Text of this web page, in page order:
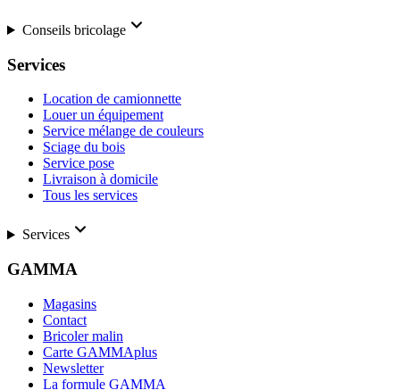
Conseils bricolage
Services
Location de camionnette
Louer un équipement
Service mélange de couleurs
Sciage du bois
Service pose
Livraison à domicile
Tous les services
Services
GAMMA
Magasins
Contact
Bricoler malin
Carte GAMMAplus
Newsletter
La formule GAMMA